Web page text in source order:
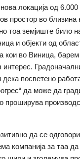
локација од
простор во близина
тоа земјиште било
и објекти од
кои во Виница, барем
интерес.
посветено
да може да
проширува
да се
компанија за таа